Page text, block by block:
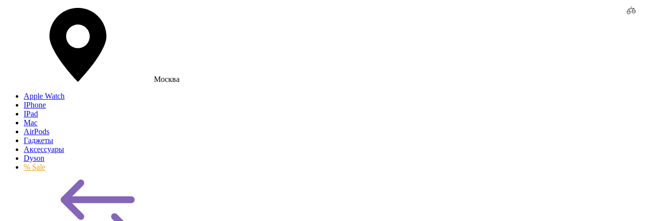
Москва
Apple Watch
IPhone
IPad
Mac
AirPods
Гаджеты
Аксессуары
Dyson
% Sale